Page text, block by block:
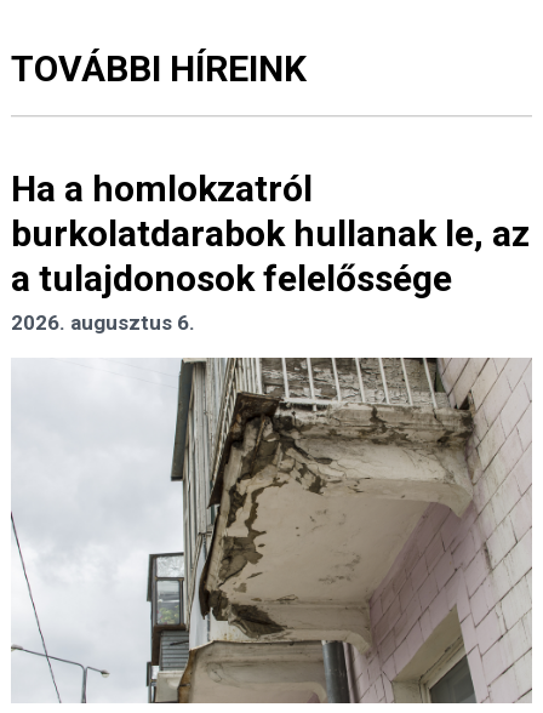
TOVÁBBI HÍREINK
Ha a homlokzatról
burkolatdarabok hullanak le, az
a tulajdonosok felelőssége
2026. augusztus 6.